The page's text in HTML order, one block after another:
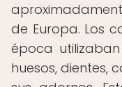
de Europa. Los
época
huesos, dientes,